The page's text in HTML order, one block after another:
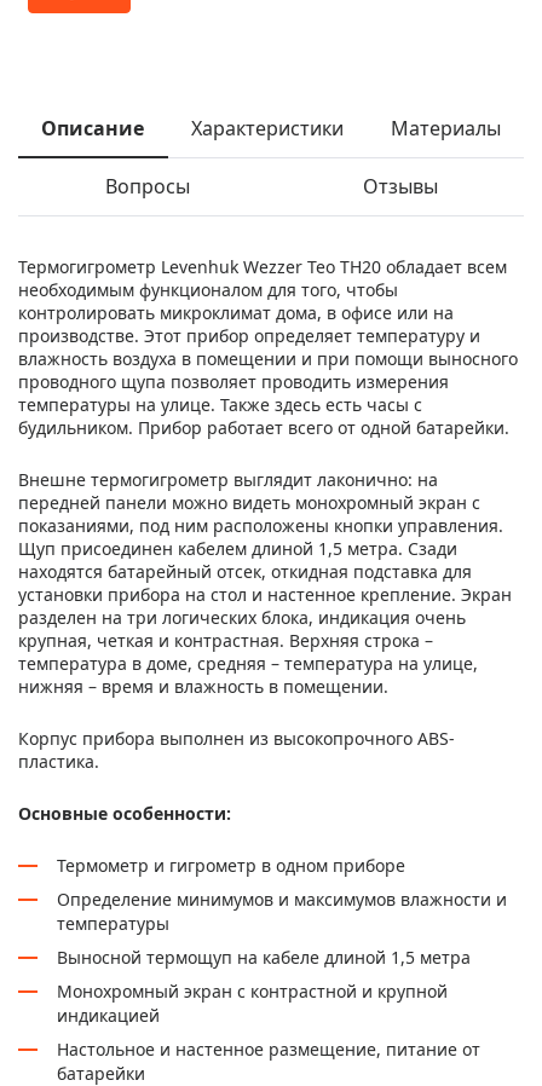
Описание Характеристики Материалы
Вопросы Отзывы
Термогигрометр Levenhuk Wezzer Teo TH20 обладает всем
необходимым функционалом для того, чтобы
контролировать микроклимат дома, в офисе или на
производстве. Этот прибор определяет температуру и
влажность воздуха в помещении и при помощи выносного
проводного щупа позволяет проводить измерения
температуры на улице. Также здесь есть часы с
будильником. Прибор работает всего от одной батарейки.
Внешне термогигрометр выглядит лаконично: на
передней панели можно видеть монохромный экран с
показаниями, под ним расположены кнопки управления.
Щуп присоединен кабелем длиной 1,5 метра. Сзади
находятся батарейный отсек, откидная подставка для
установки прибора на стол и настенное крепление. Экран
разделен на три логических блока, индикация очень
крупная, четкая и контрастная. Верхняя строка –
температура в доме, средняя – температура на улице,
нижняя – время и влажность в помещении.
Корпус прибора выполнен из высокопрочного ABS-
пластика.
Основные особенности:
Термометр и гигрометр в одном приборе
Определение минимумов и максимумов влажности и
температуры
Выносной термощуп на кабеле длиной 1,5 метра
Монохромный экран с контрастной и крупной
индикацией
Настольное и настенное размещение, питание от
батарейки